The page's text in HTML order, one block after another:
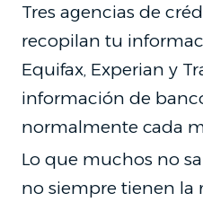
Tres agencias de
recopilan tu
Equifax, Experian y
información de
normalmente cada
Lo que muchos no
no siempre tienen la